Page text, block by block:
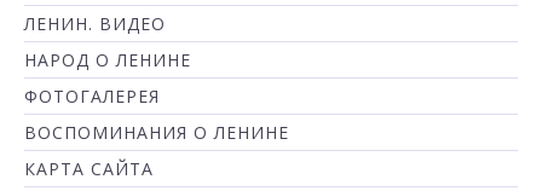
ЛЕНИН. ВИДЕО
НАРОД О ЛЕНИНЕ
ФОТОГАЛЕРЕЯ
ВОСПОМИНАНИЯ О ЛЕНИНЕ
КАРТА САЙТА